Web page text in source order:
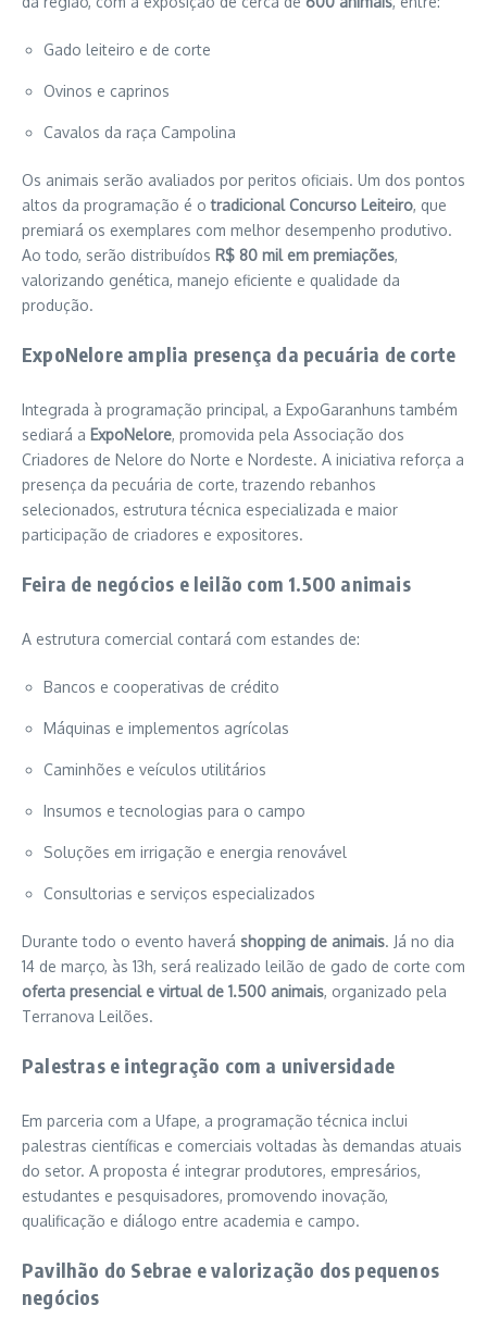
Gado leiteiro e de corte
Ovinos e caprinos
Cavalos da raça Campolina
Os animais serão avaliados por peritos oficiais. Um dos pontos
altos da programação é otradicional Concurso Leiteiro, que
premiará os exemplares com melhor desempenho produtivo.
Ao todo, serão distribuídos R$ 80 mil em premiações,
valorizando genética, manejo eficiente e qualidade da
produção.
ExpoNelore amplia presença da pecuária de corte
Integrada à programação principal, a ExpoGaranhuns também
sediará a ExpoNelore, promovida pela Associação dos
Criadores de Nelore do Norte e Nordeste. A iniciativa reforça a
presença da pecuária de corte, trazendo rebanhos
selecionados, estrutura técnica especializada e maior
participação de criadores e expositores.
Feira de negócios e leilão com 1.500 animais
A estrutura comercial contará com estandes de:
Bancos e cooperativas de crédito
Máquinas e implementos agrícolas
Caminhões e veículos utilitários
Insumos e tecnologias para o campo
Soluções em irrigação e energia renovável
Consultorias e serviços especializados
Durante todo o evento haverá shopping de animais. Já no dia
14 de março, às 13h, será realizado leilão de gado de corte com
oferta presencial e virtual de 1.500 animais, organizado pela
Terranova Leilões.
Palestras e integração com a universidade
Em parceria com a Ufape, a programação técnica inclui
palestras científicas e comerciais voltadas às demandas atuais
do setor. A proposta é integrar produtores, empresários,
estudantes e pesquisadores, promovendo inovação,
qualificação e diálogo entre academia e campo.
Pavilhão do Sebrae e valorização dos pequenos
negócios